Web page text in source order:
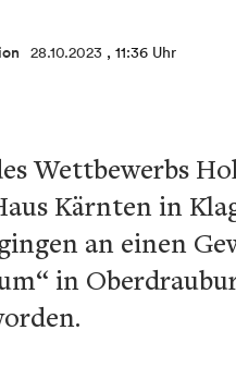
28.10.2023 , 11:36 Uhr
Wettbewerbs
Kärnten in
an einen
in